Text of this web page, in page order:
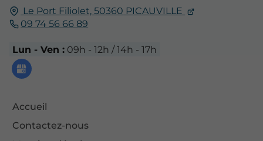
Le Port Filiolet, 50360 PICAUVILLE
09 74 56 66 89
Lun - Ven : 09h - 12h / 14h - 17h
Accueil
Contactez-nous